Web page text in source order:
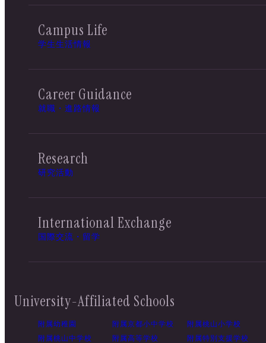
Campus Life
学生生活情報
Career Guidance
就職・進路情報
Research
研究活動
International Exchange
国際交流・留学
University-Affiliated Schools
附属幼稚園 附属京都小中学校
附属桃山小学校
附属桃山中学校
附属高等学校 附属特別支援学校